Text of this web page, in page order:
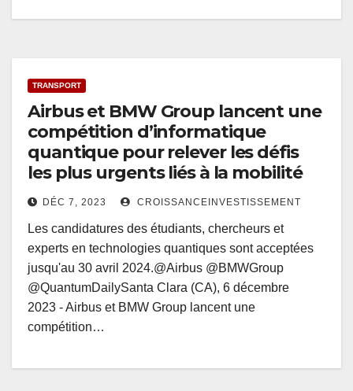
TRANSPORT
Airbus et BMW Group lancent une
compétition d’informatique
quantique pour relever les défis
les plus urgents liés à la mobilité
DÉC 7, 2023 CROISSANCEINVESTISSEMENT
Les candidatures des étudiants, chercheurs et
experts en technologies quantiques sont acceptées
jusqu'au 30 avril 2024.@Airbus @BMWGroup
@QuantumDailySanta Clara (CA), 6 décembre
2023 - Airbus et BMW Group lancent une
compétition…